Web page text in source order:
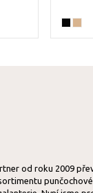
od roku 2009